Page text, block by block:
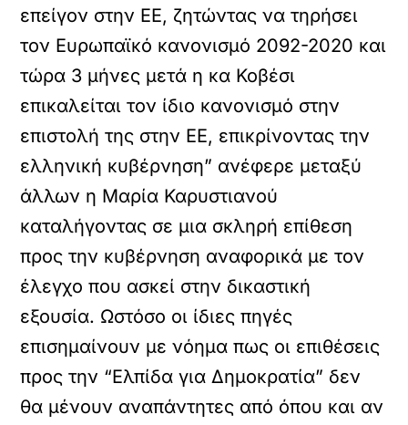
επείγον στην ΕΕ, ζητώντας να τηρήσει
τον Ευρωπαϊκό κανονισμό 2092-2020 και
τώρα 3 μήνες μετά η κα Κοβέσι
επικαλείται τον ίδιο κανονισμό στην
επιστολή της στην ΕΕ, επικρίνοντας την
ελληνική κυβέρνηση” ανέφερε μεταξύ
άλλων η Μαρία Καρυστιανού
καταλήγοντας σε μια σκληρή επίθεση
προς την κυβέρνηση αναφορικά με τον
έλεγχο που ασκεί στην δικαστική
εξουσία. Ωστόσο οι ίδιες πηγές
επισημαίνουν με νόημα πως οι επιθέσεις
προς την “Ελπίδα για Δημοκρατία” δεν
θα μένουν αναπάντητες από όπου και αν